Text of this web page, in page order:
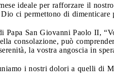
ideale per rafforzare il
ci permettono di dimenticare
Papa San Giovanni Paolo II,
consolazione, può
la vostra angoscia in
i nostri dolori a quelli di